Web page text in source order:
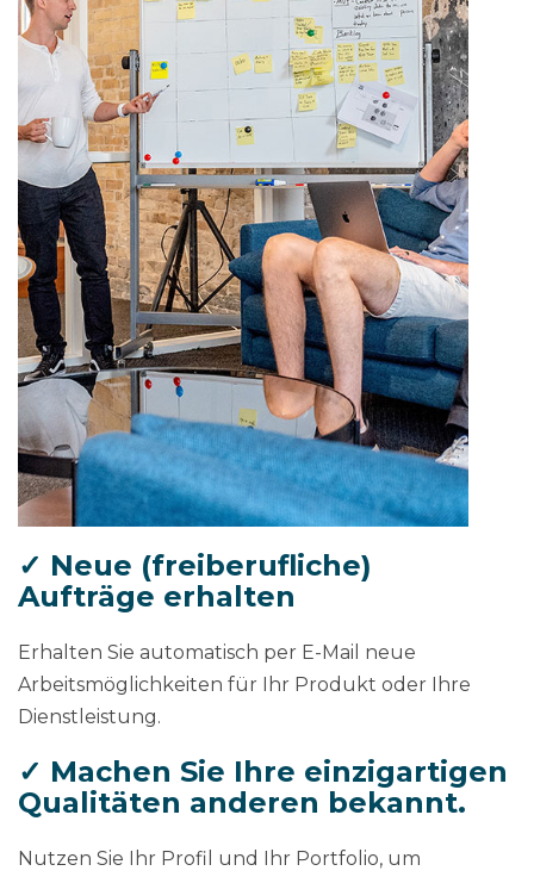
✓ Neue (freiberufliche)
Aufträge erhalten
Erhalten Sie automatisch per E-Mail neue
Arbeitsmöglichkeiten für Ihr Produkt oder Ihre
Dienstleistung.
✓ Machen Sie Ihre einzigartigen
Qualitäten anderen bekannt.
Nutzen Sie Ihr Profil und Ihr Portfolio, um